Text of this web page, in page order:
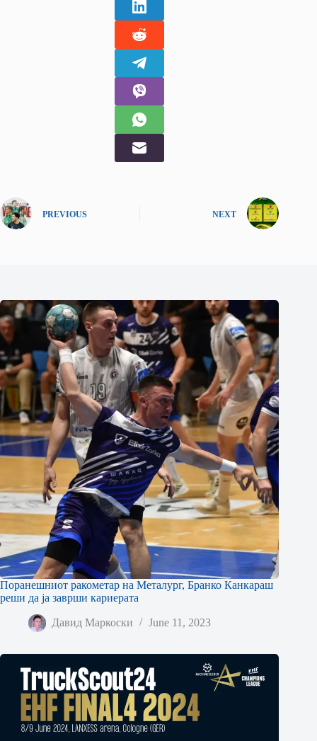
PREVIOUS NEXT
Поранешниот ракометар на Металург, Бранко Канкараш
реши да ја заврши кариерата
Давид Маркоски June 11, 2023